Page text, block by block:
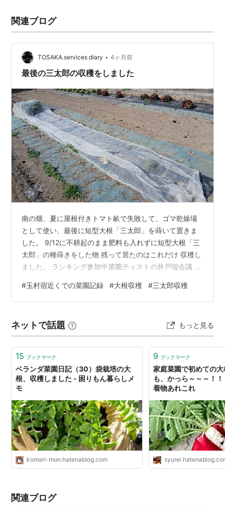
関連ブログ
TOSAKA.services diary • 4ヶ月前
最後の三太郎の収穫をしました
南の畑、夏に屋根付きトマト畝で失敗して、ゴマ乾燥場
として使い、最後に短型大根「三太郎」を蒔いて置きま
した。 9/12に不耕起のまま肥料も入れずに短型大根「三
太郎」の種蒔きをした物 残って居たのはこれだけ 収穫し
ました。 ランキング参加中菜園ティストの井戸端会議 ラ
ンキング参加中家庭菜園
#玉村宿近くでの菜園記録 #大根収穫 #三太郎収穫
ネットで話題 もっと見る
15 ブックマーク
ベランダ菜園日記（30）袋栽培の大
根、収穫しました - 困りもん暮らしメ
モ
komari-mon.hatenablog.com
9 ブックマーク
家庭菜園で初めての
も、かっら～～～！
着物あれこれ
関連ブログ